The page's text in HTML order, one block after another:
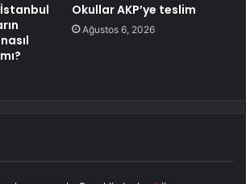
Okullar AKP’ye teslim
Ağustos 6, 2026